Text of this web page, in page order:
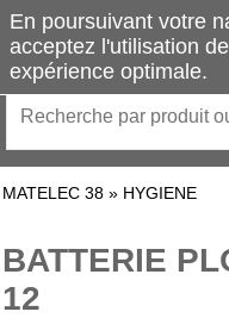
MATELEC 38 » HYGIENE
BATTERIE
12
En poursuivant votre
acceptez l'utilisation
expérience